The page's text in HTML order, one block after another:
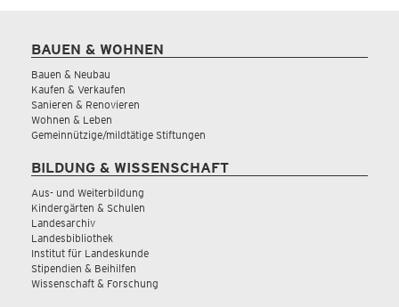
BAUEN & WOHNEN
Bauen & Neubau
Kaufen & Verkaufen
Sanieren & Renovieren
Wohnen & Leben
Gemeinnützige/mildtätige Stiftungen
BILDUNG & WISSENSCHAFT
Aus- und Weiterbildung
Kindergärten & Schulen
Landesarchiv
Landesbibliothek
Institut für Landeskunde
Stipendien & Beihilfen
Wissenschaft & Forschung